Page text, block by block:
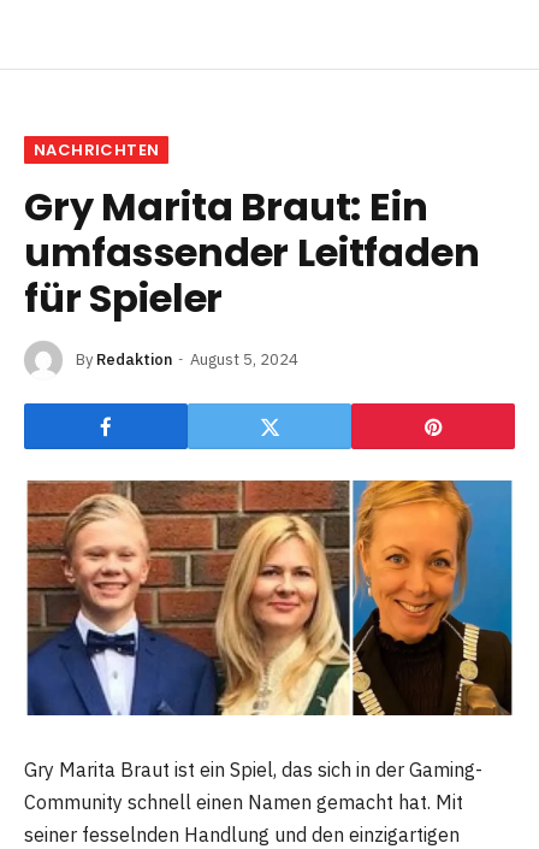
NACHRICHTEN
Gry Marita Braut: Ein
umfassender Leitfaden
für Spieler
By Redaktion August 5, 2024
Gry Marita Braut ist ein Spiel, das sich in der Gaming-
Community schnell einen Namen gemacht hat. Mit
seiner fesselnden Handlung und den einzigartigen